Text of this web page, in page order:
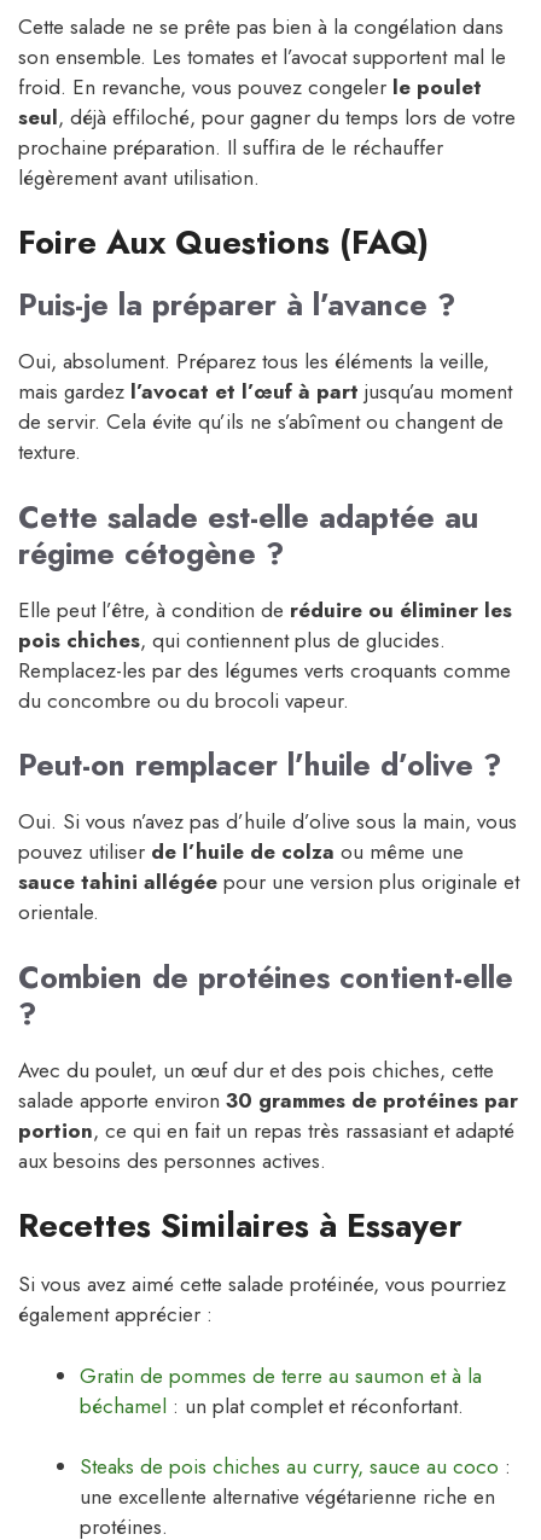
Cette salade ne se prête pas bien à la congélation dans
son ensemble. Les tomates et l’avocat supportent mal le
froid. En revanche, vous pouvez congeler le poulet
seul, déjà effiloché, pour gagner du temps lors de votre
prochaine préparation. Il suffira de le réchauffer
légèrement avant utilisation.
Foire Aux Questions (FAQ)
Puis-je la préparer à l’avance ?
Oui, absolument. Préparez tous les éléments la veille,
mais gardez l’avocat et l’œuf à part jusqu’au moment
de servir. Cela évite qu’ils ne s’abîment ou changent de
texture.
Cette salade est-elle adaptée au
régime cétogène ?
Elle peut l’être, à condition de réduire ou éliminer les
pois chiches, qui contiennent plus de glucides.
Remplacez-les par des légumes verts croquants comme
du concombre ou du brocoli vapeur.
Peut-on remplacer l’huile d’olive ?
Oui. Si vous n’avez pas d’huile d’olive sous la main, vous
pouvez utiliser de l’huile de colza ou même une
sauce tahini allégée pour une version plus originale et
orientale.
Combien de protéines contient-elle
?
Avec du poulet, un œuf dur et des pois chiches, cette
salade apporte environ 30 grammes de protéines par
portion, ce qui en fait un repas très rassasiant et adapté
aux besoins des personnes actives.
Recettes Similaires à Essayer
Si vous avez aimé cette salade protéinée, vous pourriez
également apprécier :
Gratin de pommes de terre au saumon et à la
béchamel : un plat complet et réconfortant.
Steaks de pois chiches au curry, sauce au coco :
une excellente alternative végétarienne riche en
protéines.